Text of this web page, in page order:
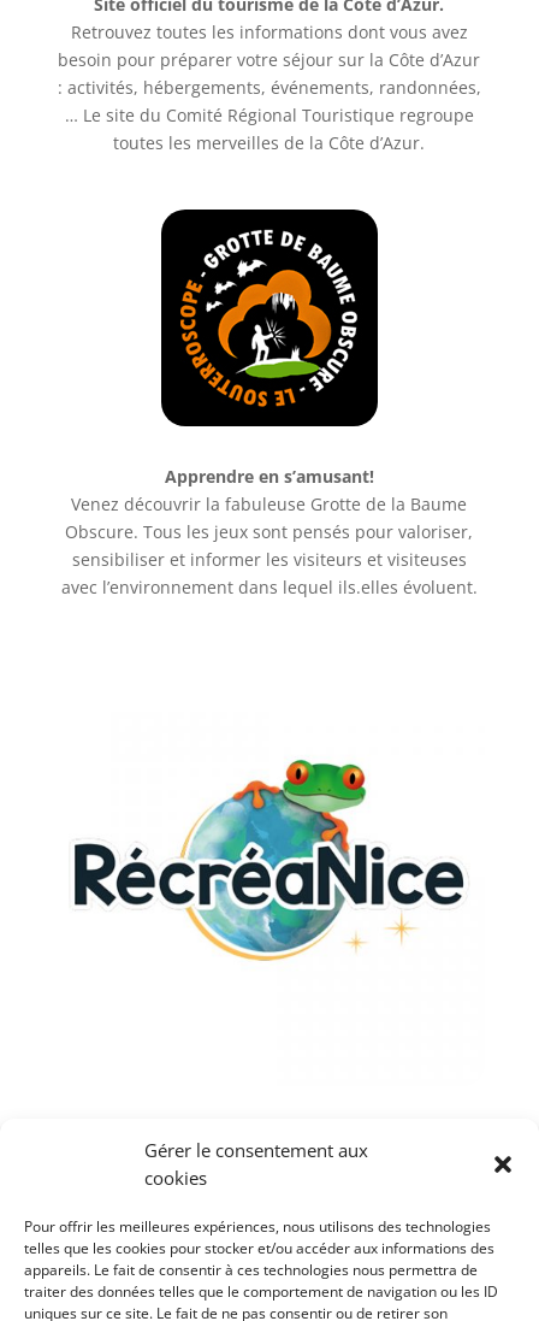
Gérer le consentement aux
cookies
Pour offrir les meilleures expériences, nous utilisons des technologies
telles que les cookies pour stocker et/ou accéder aux informations des
appareils. Le fait de consentir à ces technologies nous permettra de
traiter des données telles que le comportement de navigation ou les ID
uniques sur ce site. Le fait de ne pas consentir ou de retirer son
Site officiel du tourisme de la Côte d’Azur.
Retrouvez toutes les informations dont vous avez
besoin pour préparer votre séjour sur la Côte d’Azur
: activités, hébergements, événements, randonnées,
… Le site du Comité Régional Touristique regroupe
toutes les merveilles de la Côte d’Azur.
Apprendre en s’amusant!
Venez découvrir la fabuleuse Grotte de la Baume
Obscure. Tous les jeux sont pensés pour valoriser,
sensibiliser et informer les visiteurs et visiteuses
avec l’environnement dans lequel ils.elles évoluent.
Maritimes !
Tout au long de l’année, RecreaNice.fr vous fait
découvrir les plus belles sorties en famille du 06, les
pépites de la Côte d’Azur, les stages vacances, les
activités sportives, culturelles et créatives pour vos
enfants et adolescents, des idées pour une fête